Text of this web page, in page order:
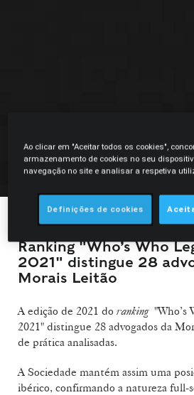
16.02.2021
Ranking "Who’s Who
2021" distingue 28
Morais Leitão
A edição de 2021 do ranking"Who’s
2021" distingue 28 advogados da
de prática analisadas.
A Sociedade mantém assim uma
ibérico, confirmando a natureza full-
Ao clicar em "Aceitar todos os cookies",
armazenamento de cookies no seu
navegação no site e analisar a respetiva
Definições de cookies